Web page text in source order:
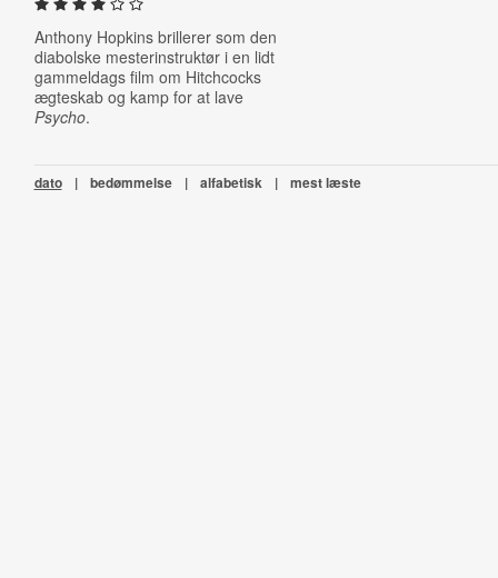
Anthony Hopkins brillerer som den
diabolske mesterinstruktør i en lidt
gammeldags film om Hitchcocks
ægteskab og kamp for at lave
Psycho.
dato | bedømmelse | alfabetisk | mest læste